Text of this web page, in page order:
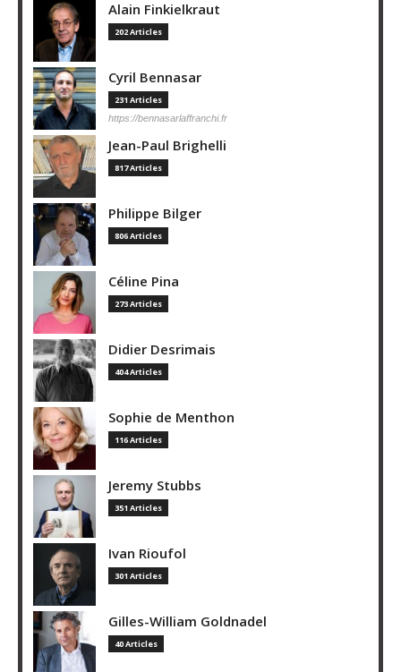
Alain Finkielkraut
202 Articles
Cyril Bennasar
231 Articles
https://bennasarlaffranchi.fr
Jean-Paul Brighelli
817 Articles
Philippe Bilger
806 Articles
Céline Pina
273 Articles
Didier Desrimais
404 Articles
Sophie de Menthon
116 Articles
Jeremy Stubbs
351 Articles
Ivan Rioufol
301 Articles
Gilles-William Goldnadel
40 Articles